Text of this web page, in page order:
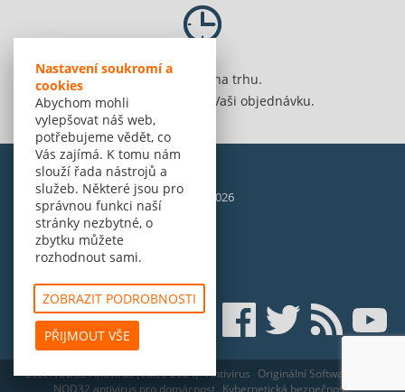
Nastavení soukromí a
cookies
Abychom mohli
vylepšovat náš web,
potřebujeme vědět, co
Vás zajímá. K tomu nám
slouží řada nástrojů a
služeb. Některé jsou pro
správnou funkci naší
stránky nezbytné, o
zbytku můžete
rozhodnout sami.
ZOBRAZIT PODROBNOSTI
PŘIJMOUT VŠE
Jsme 20 let na trhu.
Spolehlivě vyřídíme Vaši objednávku.
© Amenit Software Solutions, 1998 - 2026
Powered bynopCommerce
Eset NOD32 Antivirus (edice 2024) Antivirus Originální Software
NOD32 antivirus pro domácnost Kybernetická bezpečnost